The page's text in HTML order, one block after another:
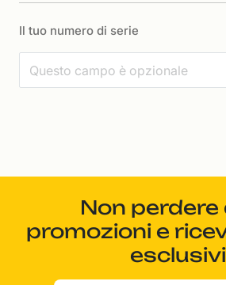
Il tuo numero di serie
Non perdere
promozioni e
esclusivi